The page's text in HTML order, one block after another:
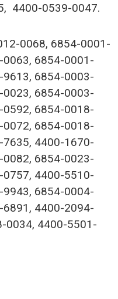
4400-0539-0047.
0068, 6854-0001-
6854-0001-
6854-0003-
6854-0003-
6854-0018-
6854-0018-
4400-1670-
6854-0023-
4400-5510-
6854-0004-
4400-2094-
0034, 4400-5501-